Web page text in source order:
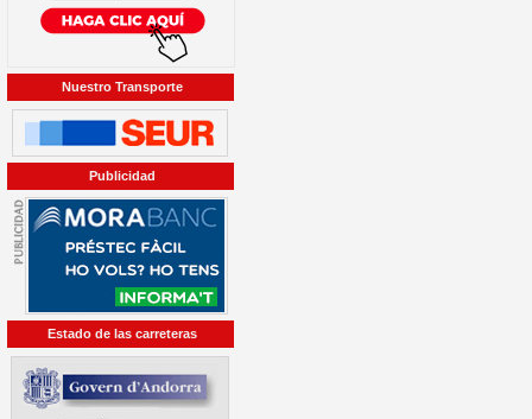
Nuestro Transporte
Publicidad
Estado de las carreteras